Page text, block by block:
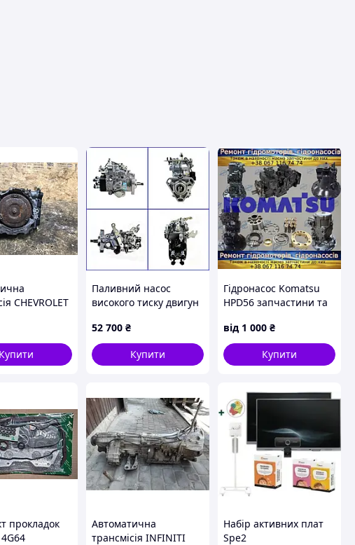
CHEVROLET
Купити
Паливний насос
високого тиску двигун
52 700 ₴
Купити
Гідронасос Komatsu
HPD56 запчастини та
від 1 000 ₴
Купити
прокладок
Автоматична
трансмісія INFINITI
Набір активних плат
Spe2